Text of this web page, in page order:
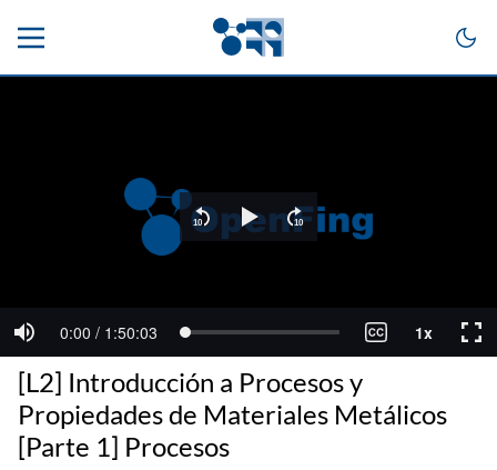
[L2] Introducción a Procesos y
Propiedades de Materiales Metálicos
[Parte 1] Procesos